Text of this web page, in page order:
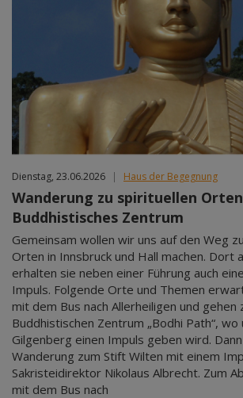
Dienstag, 23.06.2026 | Haus der Begegnung
Wanderung zu spirituellen
Buddhistisches Zentrum
Gemeinsam wollen wir uns auf den Weg
Orten in Innsbruck und Hall machen. Dort
erhalten sie neben einer Führung auch
Impuls. Folgende Orte und Themen
mit dem Bus nach Allerheiligen und gehen
Buddhistischen Zentrum „Bodhi Path“, wo
Gilgenberg einen Impuls geben wird.
Wanderung zum Stift Wilten mit einem
Sakristeidirektor Nikolaus Albrecht. Zum
mit dem Bus nach